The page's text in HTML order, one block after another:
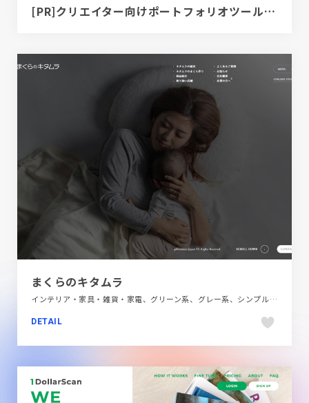
[PR]クリエイター向けポートフォリオツール｜BRIK PORTFOLIO
まくらのキタムラ
インテリア・家具・雑貨・家電、グリーン系、グレー系、シンプル、ナチュラル、ブラック系 、ブランド・サービスサイト、モーション多め、商品紹介、大きめ写真
DETAIL